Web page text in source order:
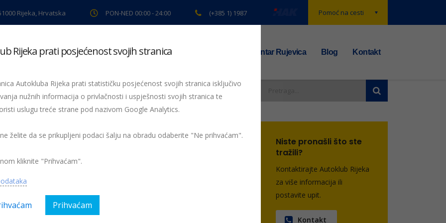
Pomoć na cesti
Rijeka, Hrvatska PON-NED 00:00 - 24:00 (+385 1) 1987
pregled Pomoć na cesti Servis Preventiva TS centar Rujevica Blog Kontakt
s HAK-om“
prometno preventivnu akciju u subotu, 14.09.2019.
AK Rijeka, Obavijesti, Preventiva
Niste pronašli što ste
tražili?
Kontaktirajte Autoklub Rijeka
za više informacija ili
postavite upit.
Kontakt
Rijeka prati posjećenost svojih stranica
Autokluba Rijeka prati statističku posjećenost svojih stranica isključivo
nužnih informacija o privlačnosti i uspješnosti svojih stranica te
uslugu treće strane pod nazivom Google Analytics.
želite da se prikupljeni podaci šalju na obradu odaberite "Ne prihvaćam".
kliknite "Prihvaćam".
Prihvaćam